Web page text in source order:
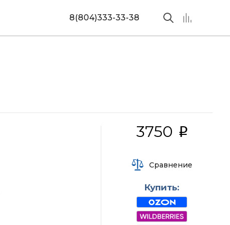
8(804)333-33-38
3750 i
Сравнение
Купить: